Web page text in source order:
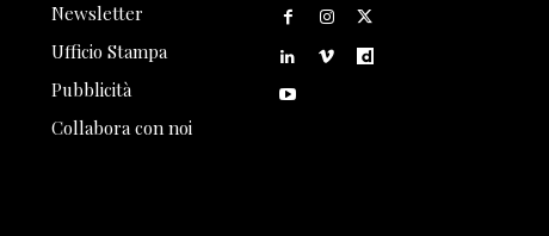
Newsletter
Ufficio Stampa
Pubblicità
Collabora con noi